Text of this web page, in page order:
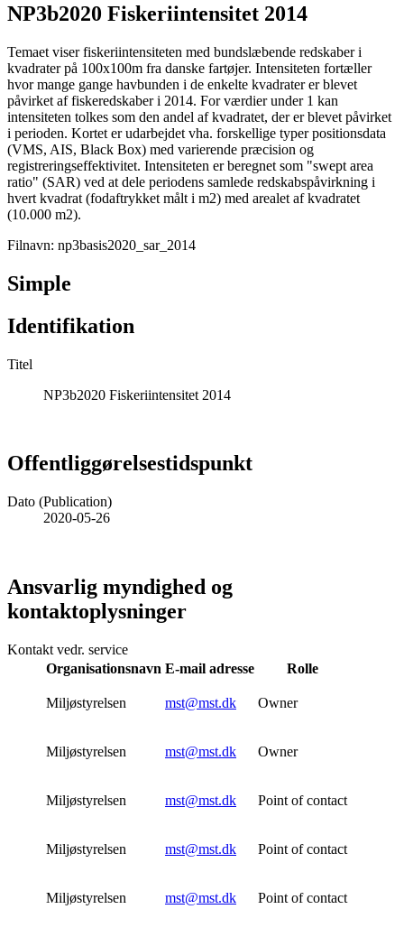
NP3b2020 Fiskeriintensitet 2014
Temaet viser fiskeriintensiteten med bundslæbende redskaber i
kvadrater på 100x100m fra danske fartøjer. Intensiteten fortæller
hvor mange gange havbunden i de enkelte kvadrater er blevet
påvirket af fiskeredskaber i 2014. For værdier under 1 kan
intensiteten tolkes som den andel af kvadratet, der er blevet påvirket
i perioden. Kortet er udarbejdet vha. forskellige typer positionsdata
(VMS, AIS, Black Box) med varierende præcision og
registreringseffektivitet. Intensiteten er beregnet som "swept area
ratio" (SAR) ved at dele periodens samlede redskabspåvirkning i
hvert kvadrat (fodaftrykket målt i m2) med arealet af kvadratet
(10.000 m2).
Filnavn: np3basis2020_sar_2014
Simple
Identifikation
Titel
NP3b2020 Fiskeriintensitet 2014
Offentliggørelsestidspunkt
Dato (Publication)
2020-05-26
Ansvarlig myndighed og
kontaktoplysninger
Kontakt vedr. service
Organisationsnavn E-mail adresse Rolle
Miljøstyrelsen mst@mst.dk Owner
Miljøstyrelsen mst@mst.dk Owner
Miljøstyrelsen mst@mst.dk Point of contact
Miljøstyrelsen mst@mst.dk Point of contact
Miljøstyrelsen mst@mst.dk Point of contact